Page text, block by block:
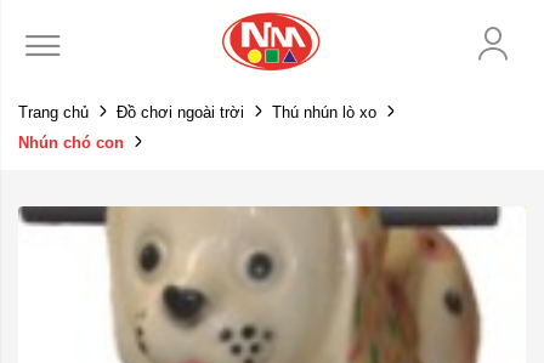
Trang chủ Đồ chơi ngoài trời
Thú nhún lò xo
Nhún chó con